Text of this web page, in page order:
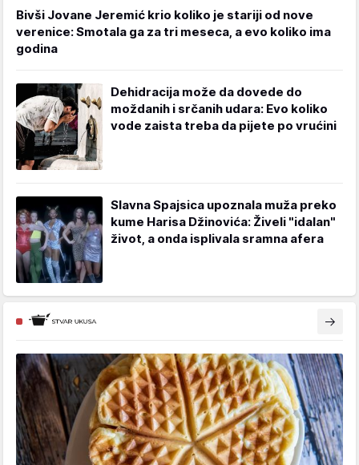
Bivši Jovane Jeremić krio koliko je stariji od nove
verenice: Smotala ga za tri meseca, a evo koliko ima
godina
Dehidracija može da dovede do
moždanih i srčanih udara: Evo koliko
vode zaista treba da pijete po vrućini
Slavna Spajsica upoznala muža preko
kume Harisa Džinovića: Živeli "idalan"
život, a onda isplivala sramna afera